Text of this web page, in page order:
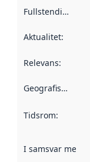
Fullstendigheit
Aktualitet:
Relevans:
Geografisk område
Tidsrom:
I samsvar med